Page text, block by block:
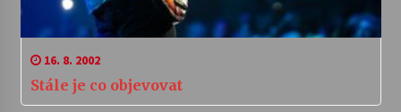
16. 8. 2002
Stále je co objevovat